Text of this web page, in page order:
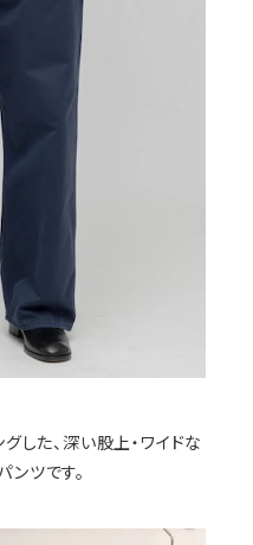
した、深い股上・ワイドな
ツです。